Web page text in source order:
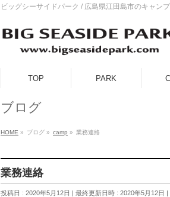
ビッグシーサイドパーク / 広島県江田島市のキャンプ
TOP PARK
ブログ
HOME » ブログ » camp » 業務連絡
業務連絡
投稿日 : 2020年5月12日 最終更新日時 : 2020年5月12日